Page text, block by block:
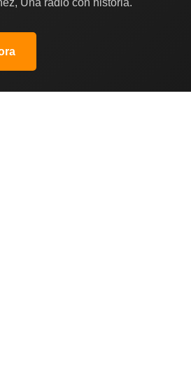
Una radio con historia.